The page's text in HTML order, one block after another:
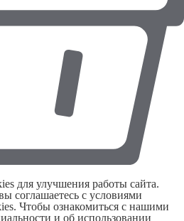
для улучшения работы сайта.
соглашаетесь с условиями
Чтобы ознакомиться с нашими
и об использовании